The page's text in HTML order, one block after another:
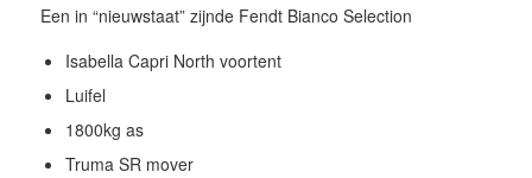
Een in “nieuwstaat” zijnde Fendt Bianco Selection
Isabella Capri North voortent
Luifel
1800kg as
Truma SR mover